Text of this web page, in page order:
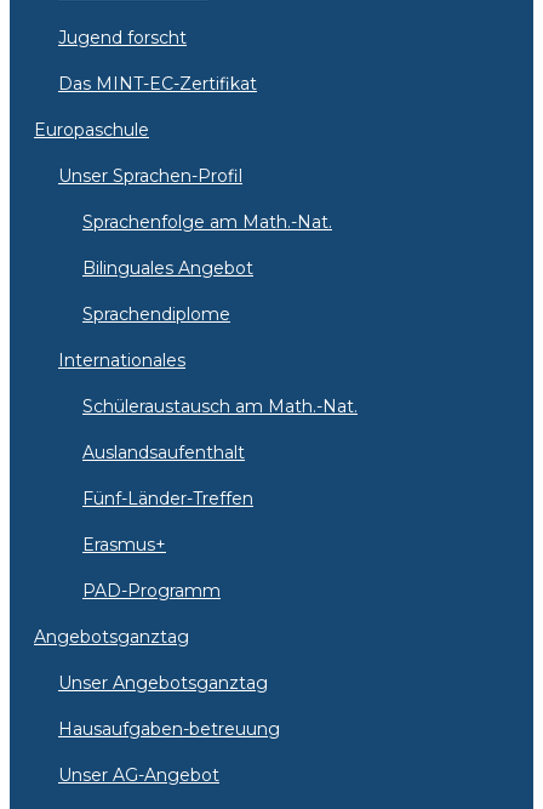
Jugend forscht
Das MINT-EC-Zertifikat
Europaschule
Unser Sprachen-Profil
Sprachenfolge am Math.-Nat.
Bilinguales Angebot
Sprachendiplome
Internationales
Schüleraustausch am Math.-Nat.
Auslandsaufenthalt
Fünf-Länder-Treffen
Erasmus+
PAD-Programm
Angebotsganztag
Unser Angebotsganztag
Hausaufgaben-betreuung
Unser AG-Angebot